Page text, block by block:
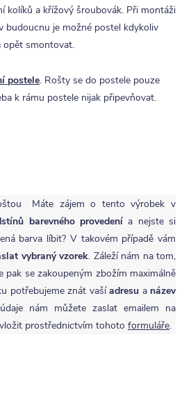
kolíků a křížový šroubovák. Při montáži
budoucnu je možné postel kdykoliv
opět smontovat.
postele. Rošty se do postele pouze
k rámu postele nijak připevňovat.
Máte zájem o tento výrobek v
barevného provedenía nejste si
barva líbit? V takovém případě vám
vybraný vzorek. Záleží nám na tom,
pak se zakoupeným zbožím maximálně
potřebujeme znát vašíadresu a název
nám můžete zaslat emailem na
prostřednictvím tohoto formuláře.